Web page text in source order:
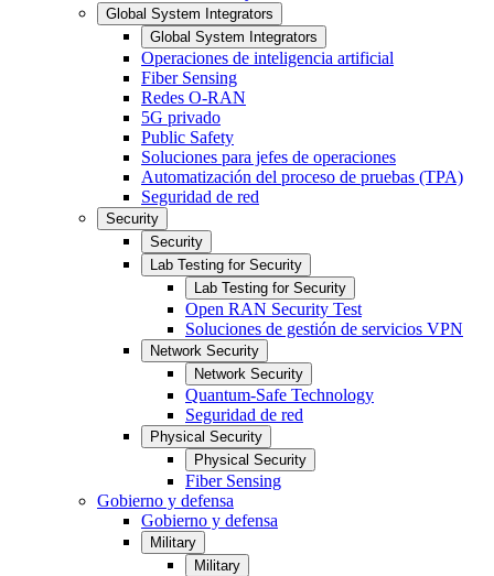
Global System Integrators
Global System Integrators
Operaciones de inteligencia artificial
Fiber Sensing
Redes O-RAN
5G privado
Public Safety
Soluciones para jefes de operaciones
Automatización del proceso de pruebas (TPA)
Seguridad de red
Security
Security
Lab Testing for Security
Lab Testing for Security
Open RAN Security Test
Soluciones de gestión de servicios VPN
Network Security
Network Security
Quantum-Safe Technology
Seguridad de red
Physical Security
Physical Security
Fiber Sensing
Gobierno y defensa
Gobierno y defensa
Military
Military